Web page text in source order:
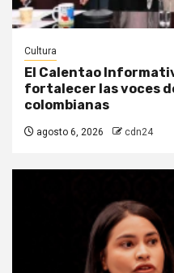
Cultura
El Calentao
fortalecer las voces
colombianas
agosto 6, 2026 cdn24